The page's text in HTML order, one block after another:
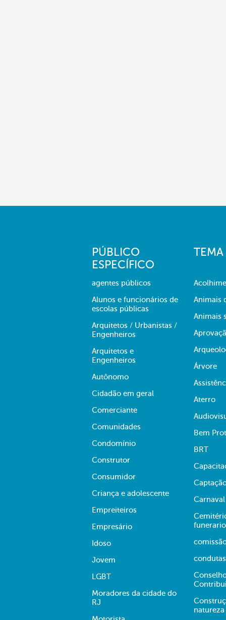
PÚBLICO
ESPECÍFICO
agentes públicos
Alunos e funcionários de
escolas públicas
Arquitetos / Urbanistas /
Engenheiros
Arquitetos e
Engenheiros
Autônomo
Cidadão em geral
Comerciante
Comunidades
Condomínio
Construtor
Consumidor
Criança e adolescente
Empreiteiros
Empresário
Idoso
Jovem
LGBT
Moradores da cidade do
RJ
TEMA
Animais
Animais
Árvore
Aterro
Bem
BRT
Carnaval
natureza